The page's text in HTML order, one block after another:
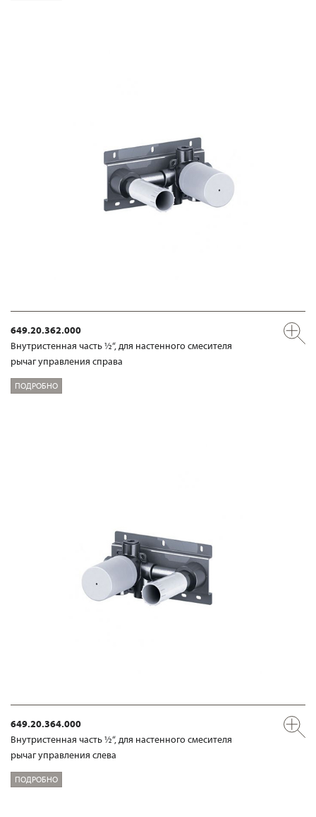
649.20.362.000
Внутристенная часть ½“, для настенного смесителя
рычаг управления справа
ПОДРОБНО
649.20.364.000
Внутристенная часть ½“, для настенного смесителя
рычаг управления слева
ПОДРОБНО